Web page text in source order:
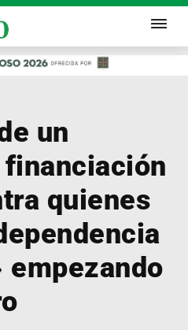
un
quienes
empezando